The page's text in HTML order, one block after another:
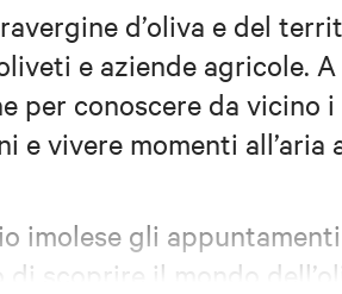
d’oliva e del
e aziende agricole.
per conoscere da
e vivere momenti
imolese gli
di scoprire il mondo